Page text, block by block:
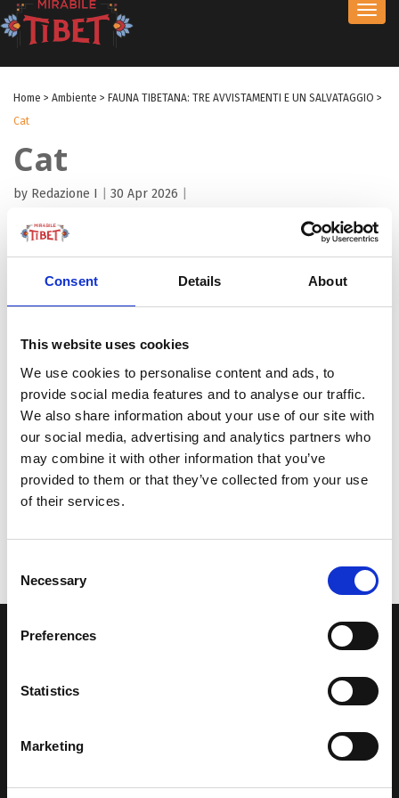
Consent Details About
This website uses cookies
We use cookies to personalise content and ads, to
provide social media features and to analyse our traffic.
We also share information about your use of our site with
our social media, advertising and analytics partners who
may combine it with other information that you’ve
provided to them or that they’ve collected from your use
of their services.
Selection
Necessary
Preferences
Statistics
Marketing
Home > Ambiente > FAUNA TIBETANA: TRE AVVISTAMENTI E UN SALVATAGGIO >
Cat
Cat
by Redazione I 30 Apr 2026
Una comunità di appassionati della cultura tibetana che hanno
Una regione affascinante, densa di spiritualità che con i suoi